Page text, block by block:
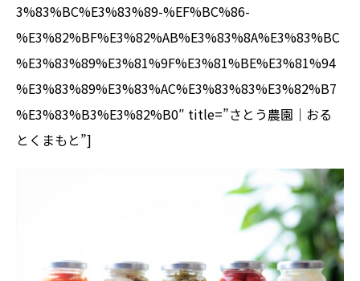
3%83%BC%E3%83%89-%EF%BC%86-
%E3%82%BF%E3%82%AB%E3%83%8A%E3%83%BC
%E3%83%89%E3%81%9F%E3%81%BE%E3%81%94
%E3%83%89%E3%83%AC%E3%83%83%E3%82%B7
%E3%83%B3%E3%82%B0″ title=”さとう農園｜おる
とくまもと”]